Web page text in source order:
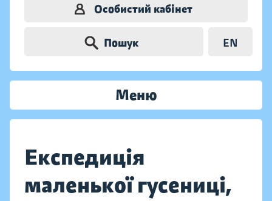
Особистий кабінет
Пошук EN
Меню
Експедиція
маленької гусениці,